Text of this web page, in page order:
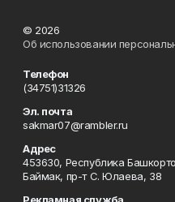
© 2026
Об использовании
Телефон
(34751)31326
Эл. почта
sakmar07@rambler.ru
Адрес
453630, Республика
Баймак, пр-т С. Юлаева, 38